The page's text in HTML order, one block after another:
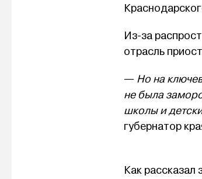
Из-за
отрасль
— Но на
не была
школы и
губернатор
Как рассказал